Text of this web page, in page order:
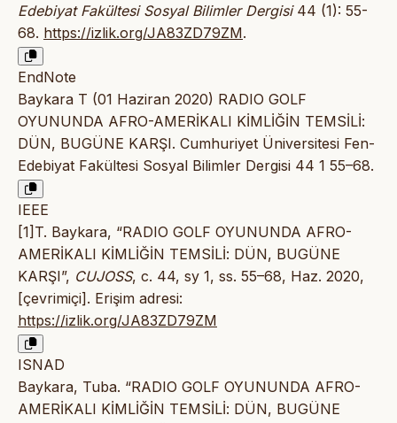
Edebiyat Fakültesi Sosyal Bilimler Dergisi44 (1): 55-
68. https://izlik.org/JA83ZD79ZM.
EndNote
Baykara T (01 Haziran 2020) RADIO GOLF
OYUNUNDA AFRO-AMERİKALI KİMLİĞİN TEMSİLİ:
DÜN, BUGÜNE KARŞI. Cumhuriyet Üniversitesi Fen-
Edebiyat Fakültesi Sosyal Bilimler Dergisi 44 1 55–68.
IEEE
[1]T. Baykara, “RADIO GOLF OYUNUNDA AFRO-
AMERİKALI KİMLİĞİN TEMSİLİ: DÜN, BUGÜNE
KARŞI”, CUJOSS, c. 44, sy 1, ss. 55–68, Haz. 2020,
[çevrimiçi]. Erişim adresi:
https://izlik.org/JA83ZD79ZM
ISNAD
Baykara, Tuba. “RADIO GOLF OYUNUNDA AFRO-
AMERİKALI KİMLİĞİN TEMSİLİ: DÜN, BUGÜNE